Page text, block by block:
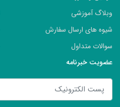
وبلاگ آموزشی
شیوه های ارسال سفارش
سوالات متداول
عضویت خبرنامه